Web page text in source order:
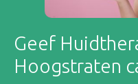
Geef
Hoogstraten